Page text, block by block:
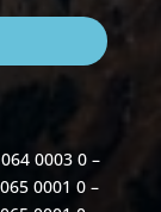
0003 0 –
0001 0 –